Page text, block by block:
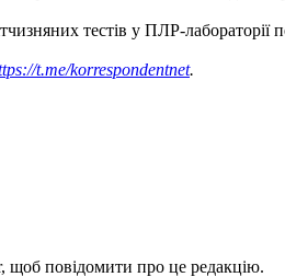
тестів у ПЛР-лабораторії
t.me/korrespondentnet.
щоб повідомити про це редакцію.